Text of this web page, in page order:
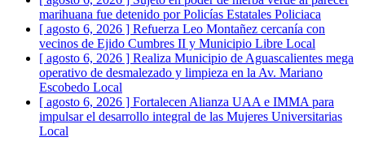
marihuana fue detenido por Policías Estatales Policiaca
[ agosto 6, 2026 ] Refuerza Leo Montañez cercanía con
vecinos de Ejido Cumbres II y Municipio Libre Local
[ agosto 6, 2026 ] Realiza Municipio de Aguascalientes mega
operativo de desmalezado y limpieza en la Av. Mariano
Escobedo Local
[ agosto 6, 2026 ] Fortalecen Alianza UAA e IMMA para
impulsar el desarrollo integral de las Mujeres Universitarias
Local